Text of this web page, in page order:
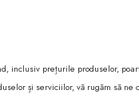
inclusiv prețurile produselor,
și serviciilor, vă rugăm să ne